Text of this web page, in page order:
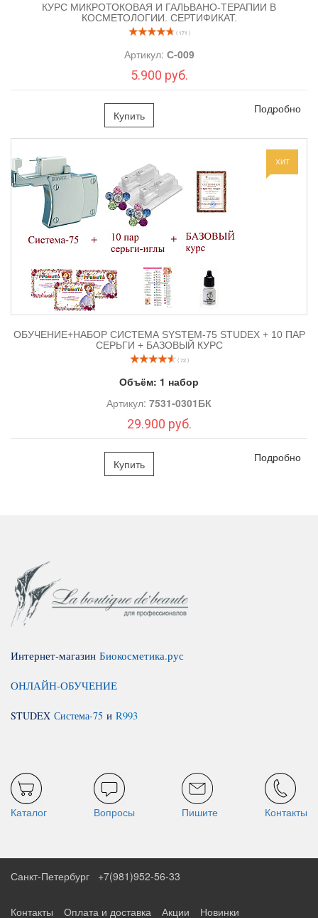
КУРС МИКРОТОКОВАЯ И ГАЛЬВАНО-ТЕРАПИИ В
КОСМЕТОЛОГИИ. СЕРТИФИКАТ.
( 171 )
Артикул: С-009
5.900 руб.
Купить Подробно
ХИТ
ОБУЧЕНИЕ+НАБОР СИСТЕМА SYSTEM-75 STUDEX + 10 ПАР
СЕРЬГИ + БАЗОВЫЙ КУРС
( 72 )
Объём: 1 набор
Артикул: 7531-0301БК
29.900 руб.
Купить Подробно
Интернет-магазин Биокосметика.рус
ОНЛАЙН-ОБУЧЕНИЕ
STUDEX Система-75 и R993
Каталог Вопросы Пишите Контакты
Санкт-Петербург +7(981)952-56-33
Контакты Оплата и доставка Акции Новинки